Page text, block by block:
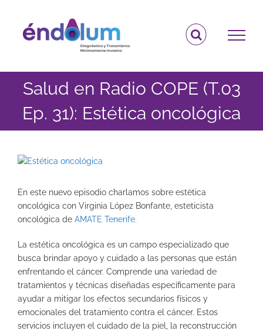
contenido
Salud en Radio COPE (T.03
Ep. 31): Estética oncológica
Ver
más
grande
En este nuevo episodio charlamos sobre estética
oncológica con Virginia López Bonfante, esteticista
oncológica de AMATE Tenerife.
La estética oncológica es un campo especializado que
busca brindar apoyo y cuidado a las personas que están
enfrentando el cáncer. Comprende una variedad de
tratamientos y técnicas diseñadas específicamente para
ayudar a mitigar los efectos secundarios físicos y
emocionales del tratamiento contra el cáncer. Estos
servicios incluyen el cuidado de la piel, la reconstrucción